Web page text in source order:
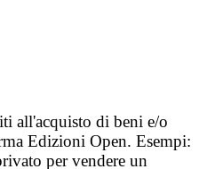
all'acquisto di beni e/o
Edizioni Open. Esempi:
per vendere un